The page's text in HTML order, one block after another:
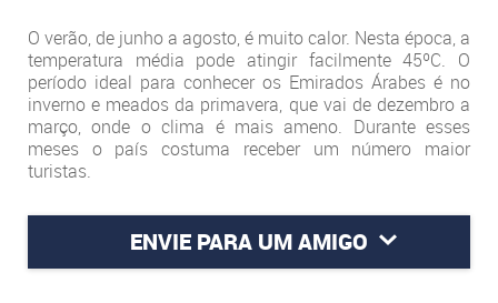
O verão, de junho a agosto, é muito calor. Nesta época, a
temperatura média pode atingir facilmente 45ºC. O
período ideal para conhecer os Emirados Árabes é no
inverno e meados da primavera, que vai de dezembro a
março, onde o clima é mais ameno. Durante esses
meses o país costuma receber um número maior
turistas.
ENVIE PARA UM AMIGO